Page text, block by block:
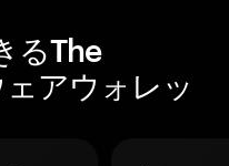
るThe
アウォレッ